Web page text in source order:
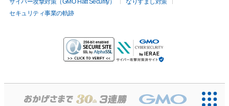
サイバー攻撃対策（GMO Flatt Security）
なりすまし対策
セキュリティ事業の軌跡